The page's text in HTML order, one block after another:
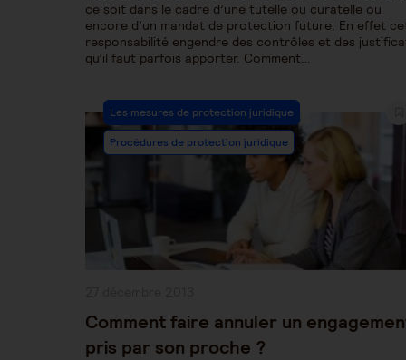
ce soit dans le cadre d’une tutelle ou curatelle ou
encore d’un mandat de protection future. En effet
responsabilité engendre des contrôles et des
qu’il faut parfois apporter. Comment…
Post
Category:
Les mesures de protection juridique
Procédures de protection juridique
Comment faire annuler un
pris par son proche ?